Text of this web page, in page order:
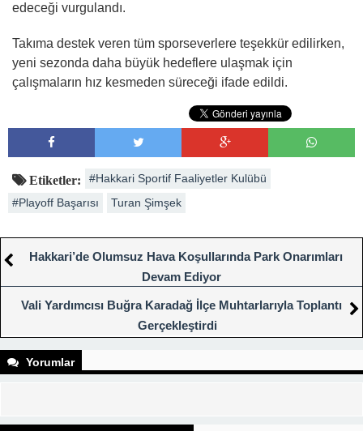
edeceği vurgulandı.
Takıma destek veren tüm sporseverlere teşekkür edilirken,
yeni sezonda daha büyük hedeflere ulaşmak için
çalışmaların hız kesmeden süreceği ifade edildi.
Etiketler:
#Hakkari Sportif Faaliyetler Kulübü
#Playoff Başarısı
Turan Şimşek
Hakkari’de Olumsuz Hava Koşullarında Park Onarımları
Devam Ediyor
Vali Yardımcısı Buğra Karadağ İlçe Muhtarlarıyla Toplantı
Gerçekleştirdi
Yorumlar